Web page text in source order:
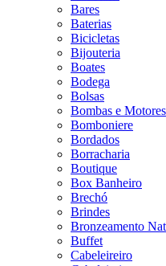
Bares
Baterias
Bicicletas
Bijouteria
Boates
Bodega
Bolsas
Bombas e Motores
Bomboniere
Bordados
Borracharia
Boutique
Box Banheiro
Brechó
Brindes
Bronzeamento
Buffet
Cabeleireiro